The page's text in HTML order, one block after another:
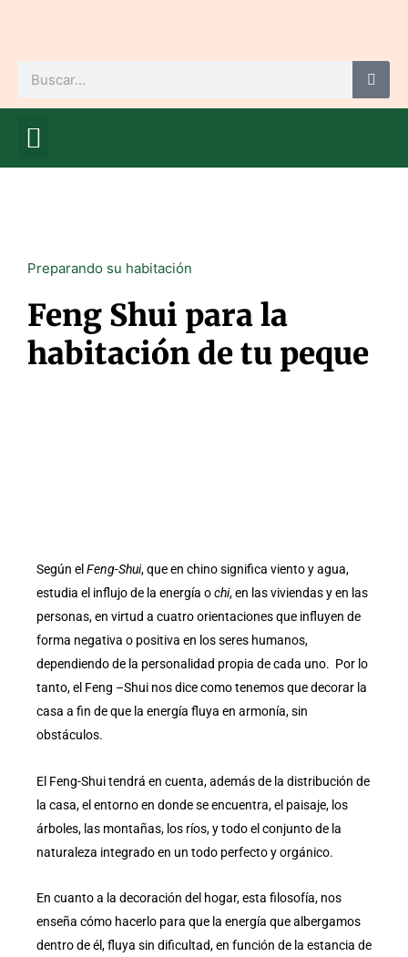
Preparando su habitación
Feng Shui para la
habitación de tu peque
Según el Feng-Shui, que en chino significa viento y agua,
estudia el influjo de la energía ochi, en las viviendas y en las
personas, en virtud a cuatro orientaciones que influyen de
forma negativa o positiva en los seres humanos,
dependiendo de la personalidad propia de cada uno. Por lo
tanto, el Feng –Shui nos dice como tenemos que decorar la
casa a fin de que la energía fluya en armonía, sin
obstáculos.
El Feng-Shui tendrá en cuenta, además de la distribución de
la casa, el entorno en donde se encuentra, el paisaje, los
árboles, las montañas, los ríos, y todo el conjunto de la
naturaleza integrado en un todo perfecto y orgánico.
En cuanto a la decoración del hogar, esta filosofía, nos
enseña cómo hacerlo para que la energía que albergamos
dentro de él, fluya sin dificultad, en función de la estancia de